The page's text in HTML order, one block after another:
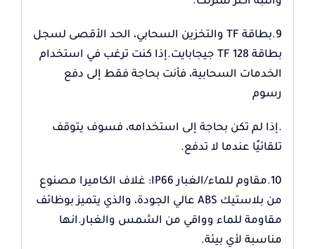
9.بطاقة TF والتخزين السحابي، الحد الأقصى لسجل
بطاقة TF 128 جيجابايت.إذا كنت ترغب في استخدام
الخدمات السحابية، فأنت بحاجة فقط إلى دفع
رسوم
.إذا لم تكن بحاجة إلى استخدامه، فسوف يتوقف
تلقائيًا عندما لا تدفع.
10.مقاوم للماء/الغبار IP66: غلاف الكاميرا مصنوع
من بلاستيك ABS عالي الجودة، والذي يتميز بوظائف
مقاومة للماء وواقي من الشمس والغبار.انها
مناسبة لأي بيئة.